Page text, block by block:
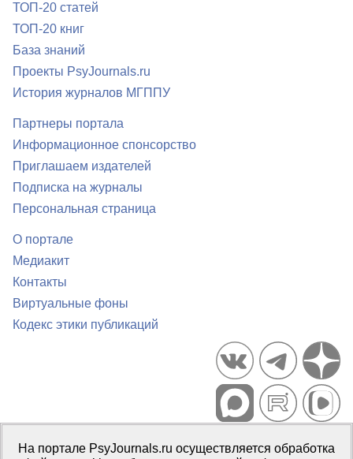
ТОП-20 статей
ТОП-20 книг
База знаний
Проекты PsyJournals.ru
История журналов МГППУ
Партнеры портала
Информационное спонсорство
Приглашаем издателей
Подписка на журналы
Персональная страница
О портале
Медиакит
Контакты
Виртуальные фоны
Кодекс этики публикаций
Портал психологических изданий PsyJournals.ru, 2007–2026
Правила использования материалов
На портале PsyJournals.ru осуществляется обработка